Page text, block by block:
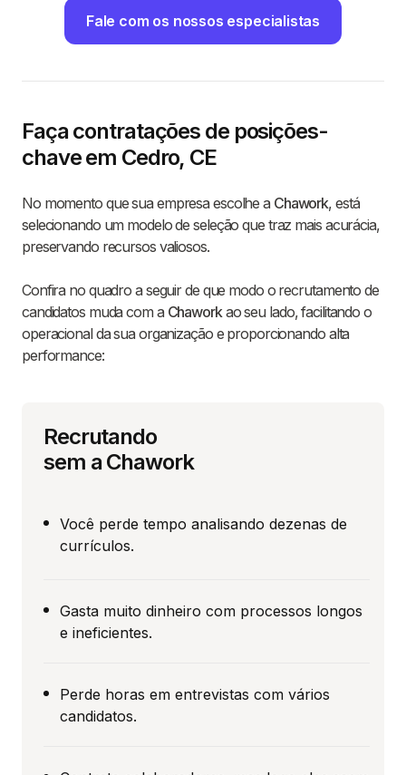
Fale com os nossos especialistas
Faça contratações de posições-
chave em Cedro, CE
No momento que sua empresa escolhe a Chawork, está
selecionando um modelo de seleção que traz mais acurácia,
preservando recursos valiosos.
Confira no quadro a seguir de que modo o recrutamento de
candidatos muda com a Chaworkao seu lado, facilitando o
operacional da sua organização e proporcionando alta
performance:
Recrutando
sem a Chawork
Você perde tempo analisando dezenas de
currículos.
Gasta muito dinheiro com processos longos
e ineficientes.
Perde horas em entrevistas com vários
candidatos.